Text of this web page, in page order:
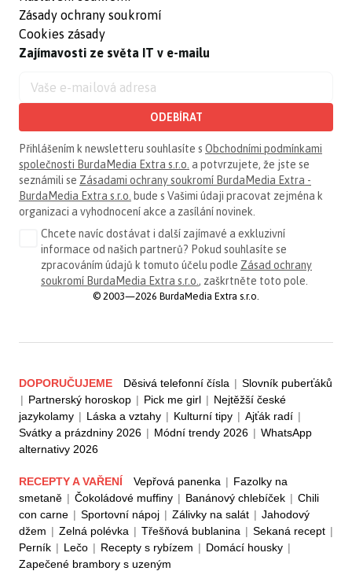
Zásady ochrany soukromí
Cookies zásady
Zajímavosti ze světa IT v e-mailu
ODEBÍRAT
Přihlášením k newsletteru souhlasíte s Obchodními podmínkami
společnosti BurdaMedia Extra s.r.o. a potvrzujete, že jste se
seznámili se Zásadami ochrany soukromí BurdaMedia Extra -
BurdaMedia Extra s.r.o. bude s Vašimi údaji pracovat zejména k
organizaci a vyhodnocení akce a zasílání novinek.
Chcete navíc dostávat i další zajímavé a exkluzivní
informace od našich partnerů? Pokud souhlasíte se
zpracováním údajů k tomuto účelu podle Zásad ochrany
soukromí BurdaMedia Extra s.r.o. , zaškrtněte toto pole.
© 2003—2026 BurdaMedia Extra s.r.o.
DOPORUČUJEME Děsivá telefonní čísla | Slovník puberťáků
| Partnerský horoskop | Pick me girl | Nejtěžší české
jazykolamy | Láska a vztahy | Kulturní tipy | Ajťák radí |
Svátky a prázdniny 2026 | Módní trendy 2026 | WhatsApp
alternativy 2026
RECEPTY A VAŘENÍ Vepřová panenka | Fazolky na
smetaně | Čokoládové muffiny | Banánový chlebíček | Chili
con carne | Sportovní nápoj | Zálivky na salát | Jahodový
džem | Zelná polévka | Třešňová bublanina | Sekaná recept |
Perník | Lečo | Recepty s rybízem | Domácí housky |
Zapečené brambory s uzeným